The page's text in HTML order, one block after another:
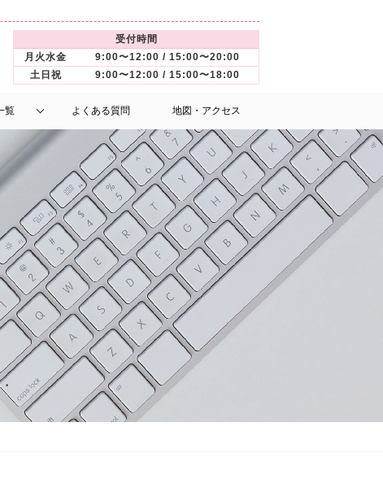
受付時間
月火水金
9:00〜12:00 / 15:00〜20:00
土日祝
9:00〜12:00 / 15:00〜18:00
覧 よくある質問 地図・アクセス